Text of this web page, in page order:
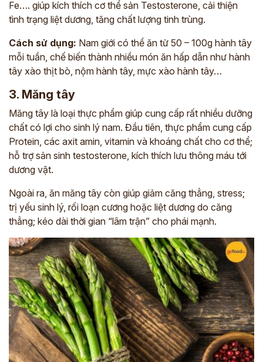
Fe…. giúp kích thích cơ thể sản Testosterone, cải thiện
tình trạng liệt dương, tăng chất lượng tinh trùng.
Cách sử dụng: Nam giới có thể ăn từ 50 – 100g hành tây
mỗi tuần, chế biến thành nhiều món ăn hấp dẫn như hành
tây xào thịt bò, nộm hành tây, mực xào hành tây…
3. Măng tây
Măng tây là loại thực phẩm giúp cung cấp rất nhiều dưỡng
chất có lợi cho sinh lý nam. Đầu tiên, thực phẩm cung cấp
Protein, các axit amin, vitamin và khoáng chất cho cơ thể;
hỗ trợ sản sinh testosterone, kích thích lưu thông máu tới
dương vật.
Ngoài ra, ăn măng tây còn giúp giảm căng thẳng, stress;
trị yếu sinh lý, rối loạn cương hoặc liệt dương do căng
thẳng; kéo dài thời gian “lâm trận” cho phái mạnh.